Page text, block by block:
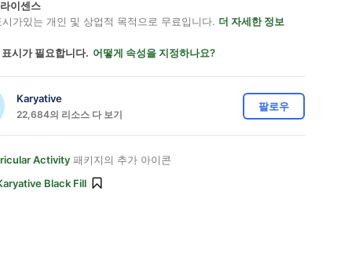
이센스
가있는 개인 및 상업적 목적으로 무료입니다. 더 자세한 정보
시가 필요합니다. 어떻게 속성을 지정하나요?
Karyative
22,684의 리소스 다 보기
팔로우
Activity 패키지의 추가 아이콘
Black Fill